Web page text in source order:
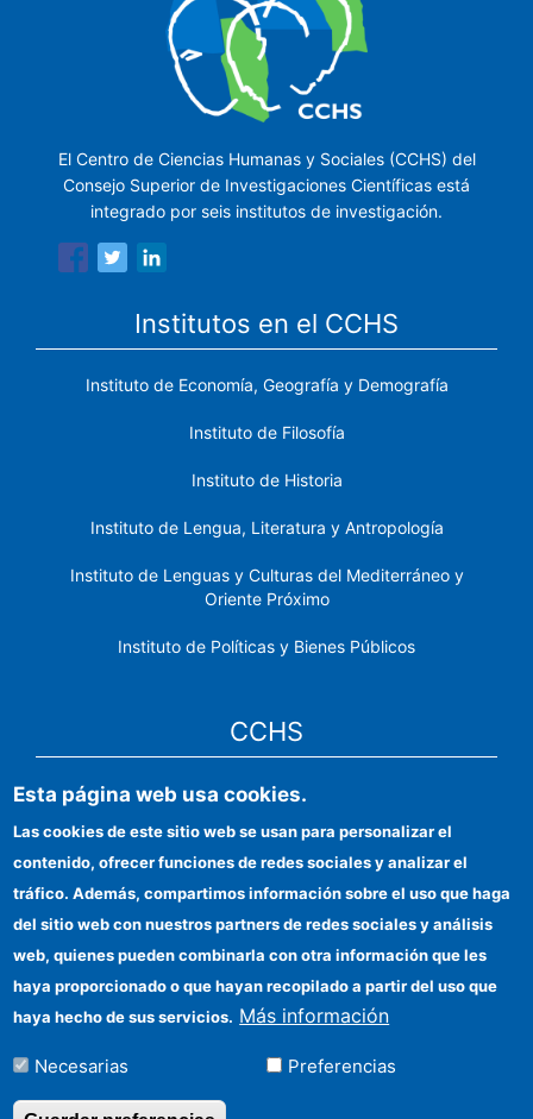
El Centro de Ciencias Humanas y Sociales (CCHS) del
Consejo Superior de Investigaciones Científicas está
integrado por seis institutos de investigación.
Institutos en el CCHS
Instituto de Economía, Geografía y Demografía
Instituto de Filosofía
Instituto de Historia
Instituto de Lengua, Literatura y Antropología
Instituto de Lenguas y Culturas del Mediterráneo y
Oriente Próximo
Instituto de Políticas y Bienes Públicos
CCHS
Sede electrónica CSIC
Identidad institucional
Información para proveedores
Ayudas FEDER
Organismos financiadores
Contacto
Cómo llegar
Esta página web usa cookies.
Las cookies de este sitio web se usan para personalizar el
contenido, ofrecer funciones de redes sociales y analizar el
tráfico. Además, compartimos información sobre el uso que haga
del sitio web con nuestros partners de redes sociales y análisis
web, quienes pueden combinarla con otra información que les
haya proporcionado o que hayan recopilado a partir del uso que
haya hecho de sus servicios. Más información
Necesarias Preferencias